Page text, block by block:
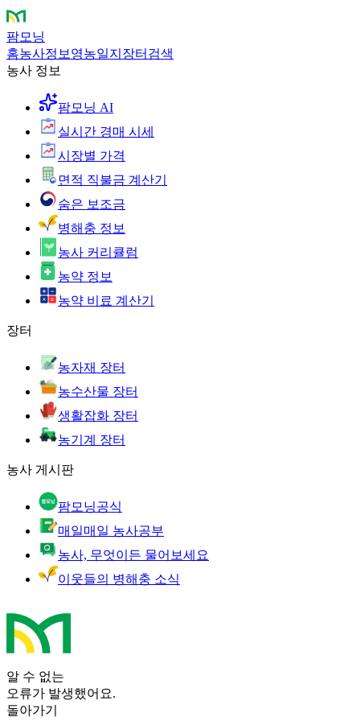
팜모닝
홈농사정보 영농일지 장터 검색
농사 정보
팜모닝 AI
실시간 경매 시세
시장별 가격
면적 직불금 계산기
숨은 보조금
병해충 정보
농사 커리큘럼
농약 정보
농약 비료 계산기
장터
농자재 장터
농수산물 장터
생활잡화 장터
농기계 장터
농사 게시판
팜모닝공식
매일매일 농사공부
농사, 무엇이든 물어보세요
이웃들의 병해충 소식
알 수 없는
오류가 발생했어요.
돌아가기